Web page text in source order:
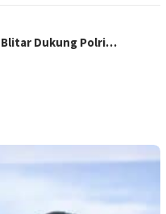
Blitar Dukung Polri…